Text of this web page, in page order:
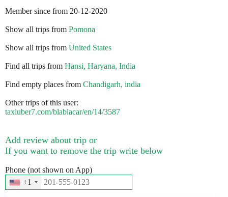
Member since from 20-12-2020
Show all trips from Pomona
Show all trips from United States
Find all trips from Hansi, Haryana, India
Find empty places from Chandigarh, india
Other trips of this user:
taxiuber7.com/blablacar/en/14/3587
Add review about trip or
If you want to remove the trip write below
Phone (not shown on App)
+1